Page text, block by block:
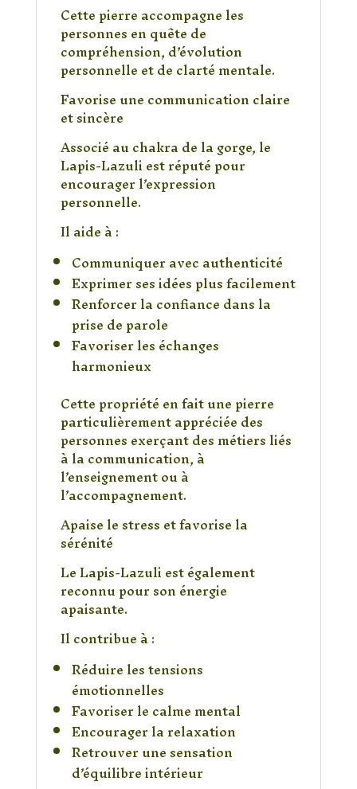
Cette pierre accompagne les
personnes en quête de
compréhension, d’évolution
personnelle et de clarté mentale.
Favorise une communication claire
et sincère
Associé au chakra de la gorge, le
Lapis-Lazuli est réputé pour
encourager l’expression
personnelle.
Il aide à :
Communiquer avec authenticité
Exprimer ses idées plus facilement
Renforcer la confiance dans la
prise de parole
Favoriser les échanges
harmonieux
Cette propriété en fait une pierre
particulièrement appréciée des
personnes exerçant des métiers liés
à la communication, à
l’enseignement ou à
l’accompagnement.
Apaise le stress et favorise la
sérénité
Le Lapis-Lazuli est également
reconnu pour son énergie
apaisante.
Il contribue à :
Réduire les tensions
émotionnelles
Favoriser le calme mental
Encourager la relaxation
Retrouver une sensation
d’équilibre intérieur